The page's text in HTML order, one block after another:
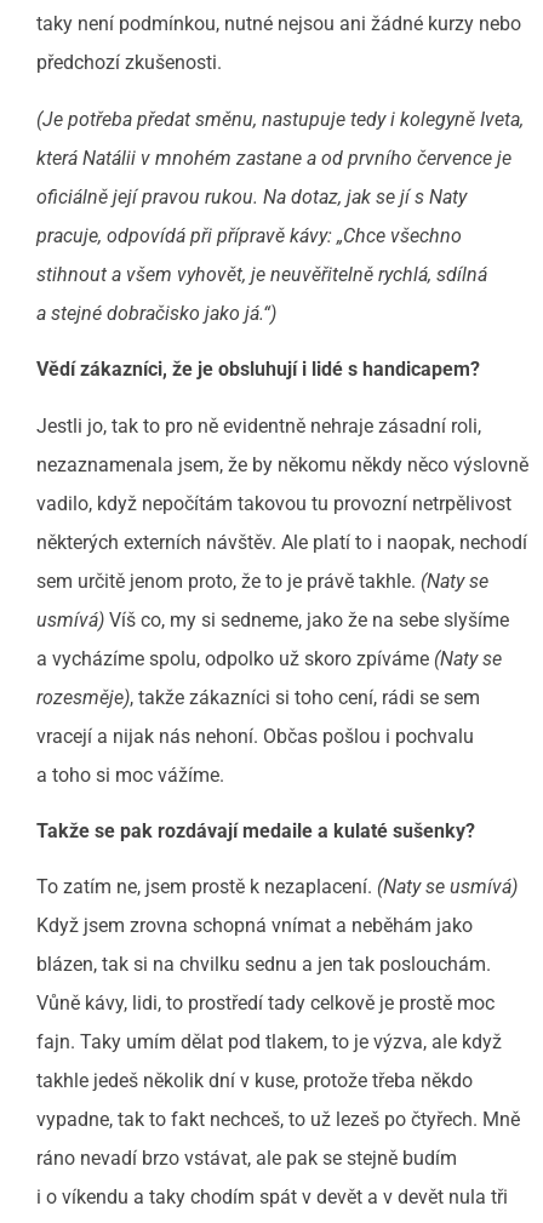
taky není podmínkou, nutné nejsou ani žádné kurzy nebo
předchozí zkušenosti.
(Je potřeba předat směnu, nastupuje tedy i kolegyně Iveta,
která Natálii v mnohém zastane a od prvního července je
oficiálně její pravou rukou. Na dotaz, jak se jí s Naty
pracuje, odpovídá při přípravě kávy: „Chce všechno
stihnout a všem vyhovět, je neuvěřitelně rychlá, sdílná
a stejné dobračisko jako já.“)
Vědí zákazníci, že je obsluhují i lidé s handicapem?
Jestli jo, tak to pro ně evidentně nehraje zásadní roli,
nezaznamenala jsem, že by někomu někdy něco výslovně
vadilo, když nepočítám takovou tu provozní netrpělivost
některých externích návštěv. Ale platí to i naopak, nechodí
sem určitě jenom proto, že to je právě takhle. (Naty se
usmívá) Víš co, my si sedneme, jako že na sebe slyšíme
a vycházíme spolu, odpolko už skoro zpíváme (Naty se
rozesměje), takže zákazníci si toho cení, rádi se sem
vracejí a nijak nás nehoní. Občas pošlou i pochvalu
a toho si moc vážíme.
Takže se pak rozdávají medaile a kulaté sušenky?
To zatím ne, jsem prostě k nezaplacení. (Naty se usmívá)
Když jsem zrovna schopná vnímat a neběhám jako
blázen, tak si na chvilku sednu a jen tak poslouchám.
Vůně kávy, lidi, to prostředí tady celkově je prostě moc
fajn. Taky umím dělat pod tlakem, to je výzva, ale když
takhle jedeš několik dní v kuse, protože třeba někdo
vypadne, tak to fakt nechceš, to už lezeš po čtyřech. Mně
ráno nevadí brzo vstávat, ale pak se stejně budím
i o víkendu a taky chodím spát v devět a v devět nula tři